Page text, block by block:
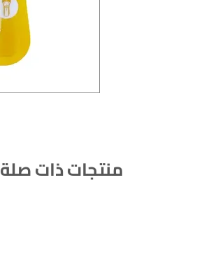
منتجات ذات صلة